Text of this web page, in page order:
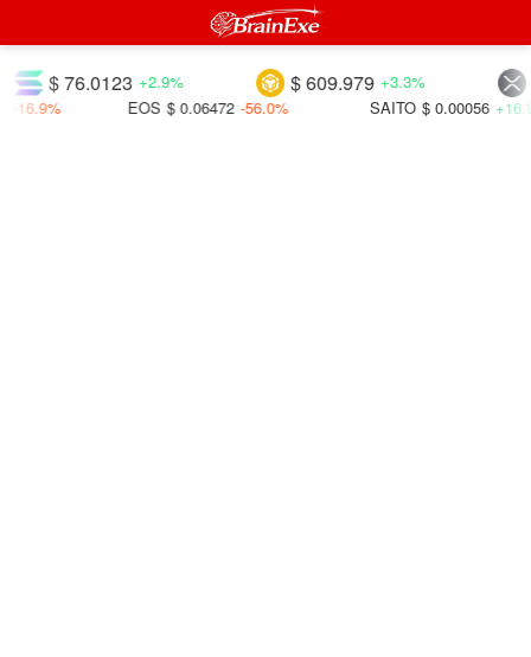
$
$ 609.979 +3.3%
$ 76.0123 +2.9%
$ 0.00056 +16.8%
$ 0.06472 -56.0%